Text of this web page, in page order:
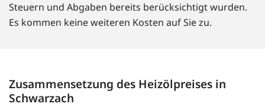
Steuern und Abgaben bereits berücksichtigt wurden.
Es kommen keine weiteren Kosten auf Sie zu.
Zusammensetzung des Heizölpreises in
Schwarzach